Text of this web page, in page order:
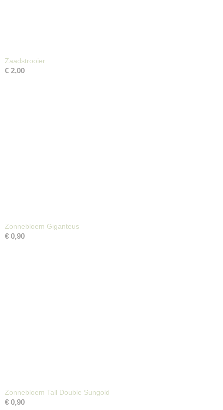
Zaadstrooier
€ 2,00
Zonnebloem Giganteus
€ 0,90
Zonnebloem Tall Double Sungold
€ 0,90